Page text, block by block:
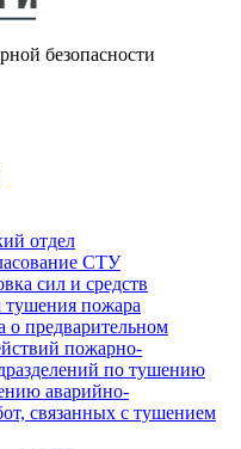
безопасности
отдел
СТУ
сил и средств
тушения пожара
о предварительном
пожарно-
по тушению
аварийно-
связанных с тушением